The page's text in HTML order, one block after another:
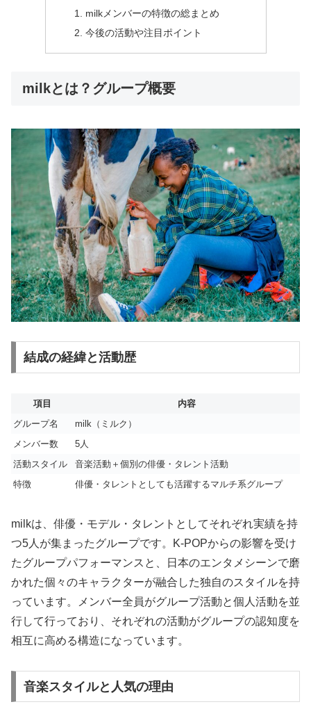
milkメンバーの特徴の総まとめ
今後の活動や注目ポイント
milkとは？グループ概要
結成の経緯と活動歴
項目
内容
グループ名
milk（ミルク）
メンバー数
5人
活動スタイル
音楽活動＋個別の俳優・タレント活動
特徴
俳優・タレントとしても活躍するマルチ系グループ
milkは、俳優・モデル・タレントとしてそれぞれ実績を持
つ5人が集まったグループです。K-POPからの影響を受け
たグループパフォーマンスと、日本のエンタメシーンで磨
かれた個々のキャラクターが融合した独自のスタイルを持
っています。メンバー全員がグループ活動と個人活動を並
行して行っており、それぞれの活動がグループの認知度を
相互に高める構造になっています。
音楽スタイルと人気の理由